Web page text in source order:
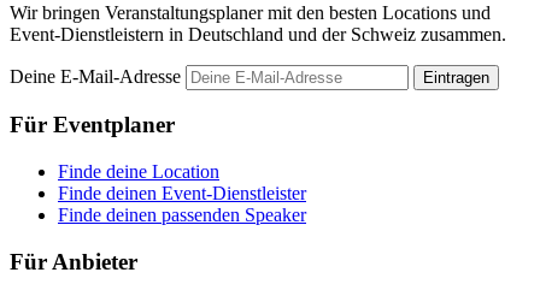
Wir bringen Veranstaltungsplaner mit den besten Locations und
Event-Dienstleistern in Deutschland und der Schweiz zusammen.
Deine E-Mail-Adresse Eintragen
Für Eventplaner
Finde deine Location
Finde deinen Event-Dienstleister
Finde deinen passenden Speaker
Für Anbieter